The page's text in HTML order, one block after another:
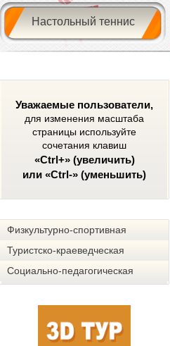
Настольный теннис
Уважаемые пользователи,
для изменения масштаба
страницы используйте
сочетания клавиш
«Ctrl+» (увеличить)
или «Ctrl-» (уменьшить)
Физкультурно-спортивная
Туристско-краеведческая
Социально-педагогическая